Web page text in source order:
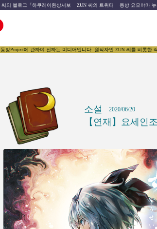
씨의 블로그「하쿠레이환상서보 ZUN 씨의 트위터 동방 요모야마 뉴
관하여 전하는 미디어입니다. 원작자인 ZUN 씨를 비롯한 작가들,
소설 2020/06/20
【연재】요세인